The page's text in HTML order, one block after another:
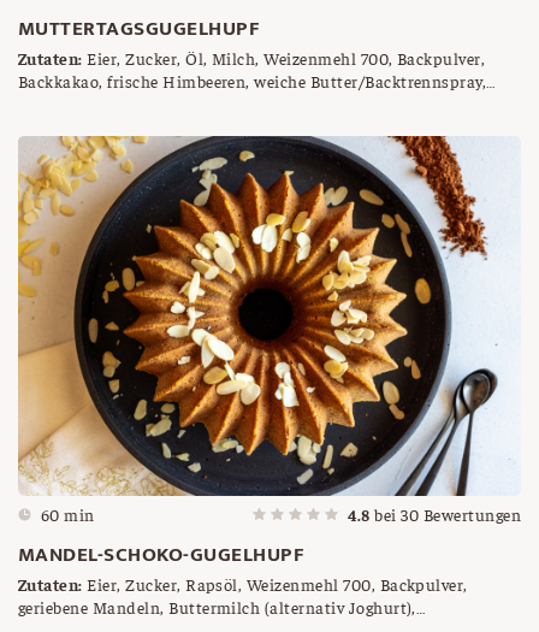
MUTTERTAGSGUGELHUPF
Zutaten: Eier, Zucker, Öl, Milch, Weizenmehl 700, Backpulver,
Backkakao, frische Himbeeren, weiche Butter/Backtrennspray,
60 min 4.8 bei30 Bewertungen
MANDEL-SCHOKO-GUGELHUPF
Zutaten: Eier, Zucker, Rapsöl, Weizenmehl 700, Backpulver,
geriebene Mandeln, Buttermilch (alternativ Joghurt),